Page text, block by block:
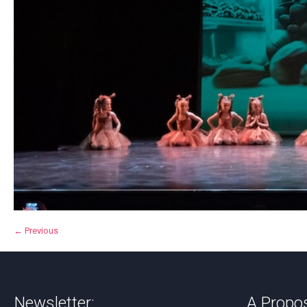
← Previous
Newsletter: A